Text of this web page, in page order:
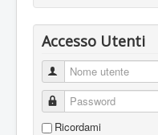
Accesso Utenti
Nome utente
Password
Ricordami